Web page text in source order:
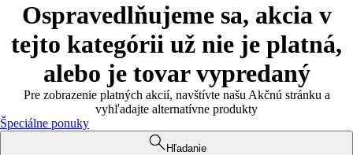
Ospravedlňujeme sa, akcia v
tejto kategórii už nie je platná,
alebo je tovar vypredaný
Pre zobrazenie platných akcií, navštívte našu Akčnú stránku a
vyhľadajte alternatívne produkty
Špeciálne ponuky
Hľadanie